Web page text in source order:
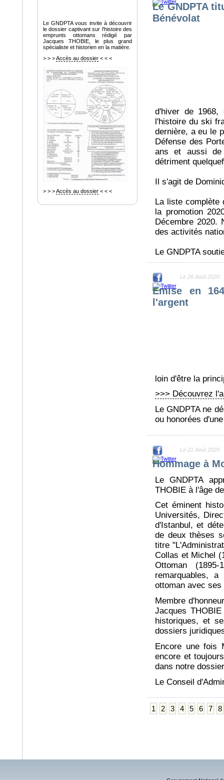
Le GNDPTA vous invite à découvrir
le dossier captivant sur l'histoire des
emprunts ottomans rédigé par
Jacques THOBIE, le plus grand
spécialiste et historien en la matière.
> > >Accès au dossier < < <
> > >Accès au dossier < < <
Le GNDPTA
Bénévolat
d'hiver de 1968,
l'histoire du ski
dernière, a eu le
Défense des
ans et aussi de
détriment
Il s'agit de
La liste complète
la promotion
Décembre 2020.
des activités
Le GNDPTA
Le 26 Aoùt 2020
Emise en
l'argent
loin d'être la
>>> Découvrez
Le GNDPTA ne
ou honorées
Le 21 Aoùt 2020
Hommage à
Le GNDPTA
THOBIE à l'âge
Cet éminent
Universités,
d'Istanbul, et
de deux thèses
titre
Collas et Michel
Ottoman
remarquables,
ottoman avec
Membre
Jacques
historiques, et
dossiers
Encore une fois
encore et
dans notre
Le Conseil
1 2 3 4 5 6 7 8